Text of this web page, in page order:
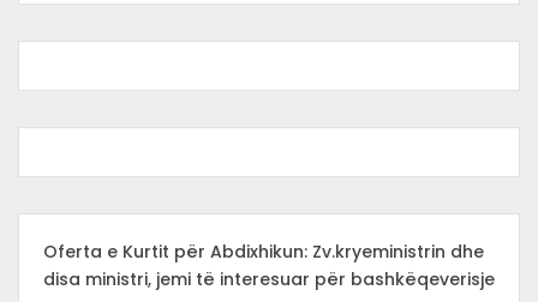
Oferta e Kurtit për Abdixhikun: Zv.kryeministrin dhe
disa ministri, jemi të interesuar për bashkëqeverisje